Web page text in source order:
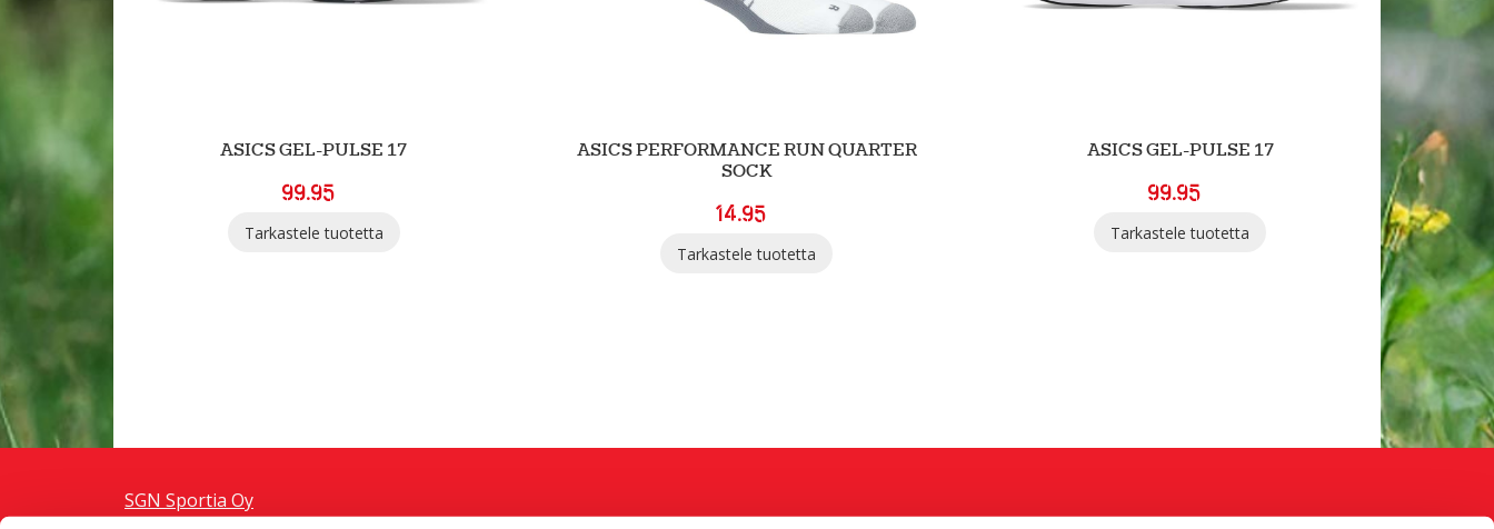
ASICS GEL-PULSE 17
99.95
Tarkastele tuotetta
ASICS PERFORMANCE RUN QUARTER
SOCK
14.95
Tarkastele tuotetta
ASICS GEL-PULSE 17
99.95
Tarkastele tuotetta
SGN Sportia Oy